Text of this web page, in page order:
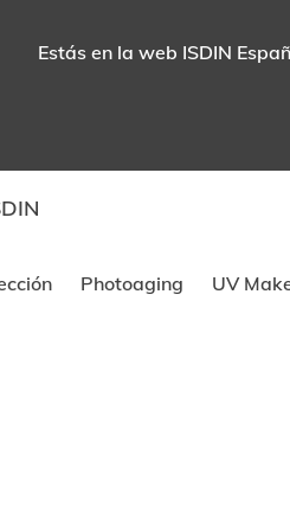
Estás en la web ISDIN
Photoaging UV